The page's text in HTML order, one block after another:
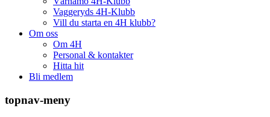
Vaggeryds 4H-Klubb
Vill du starta en 4H klubb?
Om oss
Om 4H
Personal & kontakter
Hitta hit
Bli medlem
topnav-meny